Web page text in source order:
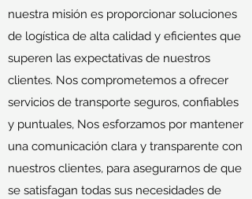
nuestra misión es proporcionar soluciones
de logística de alta calidad y eficientes que
superen las expectativas de nuestros
clientes. Nos comprometemos a ofrecer
servicios de transporte seguros, confiables
y puntuales, Nos esforzamos por mantener
una comunicación clara y transparente con
nuestros clientes, para asegurarnos de que
se satisfagan todas sus necesidades de